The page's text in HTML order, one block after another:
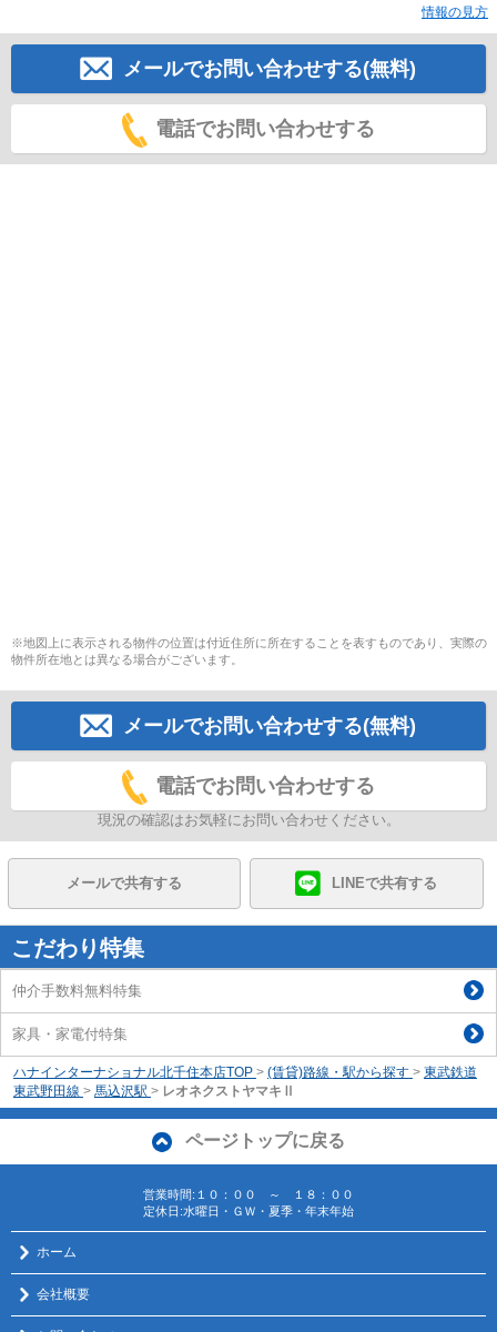
情報の見方
メールでお問い合わせする(無料)
電話でお問い合わせする
※地図上に表示される物件の位置は付近住所に所在することを表すものであり、実際の
物件所在地とは異なる場合がございます。
メールでお問い合わせする(無料)
電話でお問い合わせする
現況の確認はお気軽にお問い合わせください。
メールで共有する LINEで共有する
こだわり特集
仲介手数料無料特集
家具・家電付特集
ハナインターナショナル北千住本店TOP > (賃貸)路線・駅から探す > 東武鉄道
東武野田線 > 馬込沢駅 > レオネクストヤマキⅡ
ページトップに戻る
営業時間:１０：００ ～ １８：００
定休日:水曜日・ＧＷ・夏季・年末年始
ホーム
会社概要